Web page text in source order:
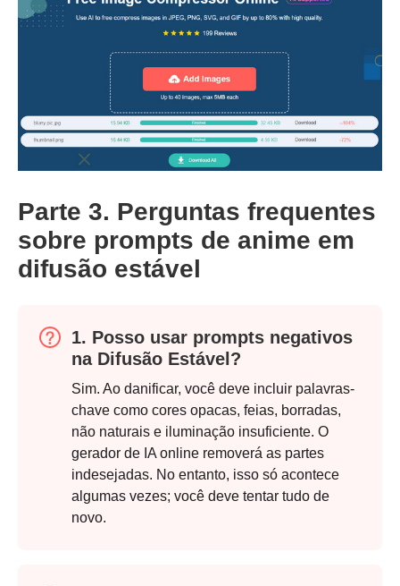
Passo 1.
Parte 3. Perguntas frequentes
sobre prompts de anime em
difusão estável
1. Posso usar prompts negativos
na Difusão Estável?
Sim. Ao danificar, você deve incluir palavras-
chave como cores opacas, feias, borradas,
não naturais e iluminação insuficiente. O
gerador de IA online removerá as partes
indesejadas. No entanto, isso só acontece
algumas vezes; você deve tentar tudo de
novo.